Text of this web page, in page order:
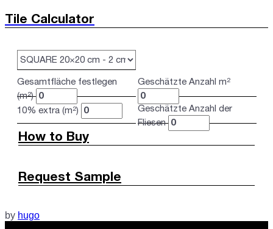
Tile Calculator
Gesamtfläche festlegen
(m²)
Geschätzte Anzahl m²
10% extra (m²)
Geschätzte Anzahl der
Fliesen
How to Buy
Request Sample
by hugo